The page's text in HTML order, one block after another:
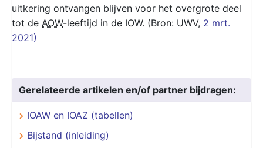
uitkering ontvangen blijven voor het overgrote deel
tot de AOW-leeftijd in de IOW. (Bron: UWV, 2 mrt.
2021)
Gerelateerde artikelen en/of partner bijdragen:
IOAW en IOAZ (tabellen)
Bijstand (inleiding)